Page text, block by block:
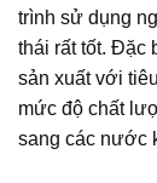
trình sử dụng
thái rất tốt. Đặc
sản xuất với
mức độ chất
sang các nước